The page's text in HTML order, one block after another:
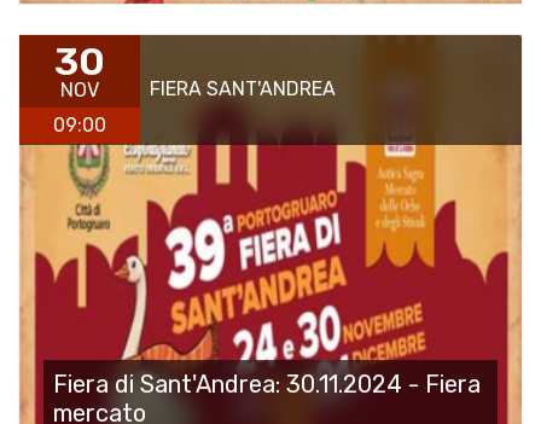
30
NOV
09:00
FIERA SANT'ANDREA
Fiera di Sant'Andrea: 30.11.2024 - Fiera
mercato